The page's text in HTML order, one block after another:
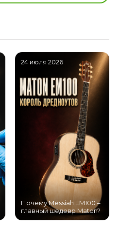
24 июля 2026
Почему Messiah EM100 –
главный шедевр Maton?